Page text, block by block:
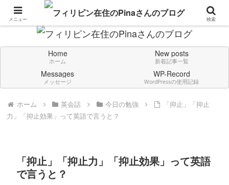
Don't think deeply. Feel always in English.
Home
ホーム
New posts
新着記事一覧
Messages
メッセージ
WP-Record
WordPressの使用記録
ホーム 英会話 今日の勉強
「抑止」「抑止
力」「抑止効果」って英語で言うと？
「抑止」「抑止力」「抑止効果」って英語
で言うと？
メニュー 検索